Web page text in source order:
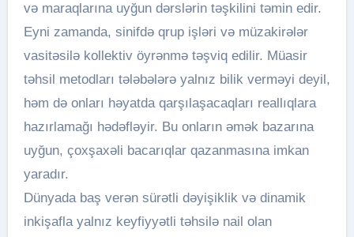
və maraqlarına uyğun dərslərin təşkilini təmin edir.
Eyni zamanda, sinifdə qrup işləri və müzakirələr
vasitəsilə kollektiv öyrənmə təşviq edilir. Müasir
təhsil metodları tələbələrə yalnız bilik verməyi deyil,
həm də onları həyatda qarşılaşacaqları reallıqlara
hazırlamağı hədəfləyir. Bu onların əmək bazarına
uyğun, çoxşaxəli bacarıqlar qazanmasına imkan
yaradır.
Dünyada baş verən sürətli dəyişiklik və dinamik
inkişafla yalnız keyfiyyətli təhsilə nail olan